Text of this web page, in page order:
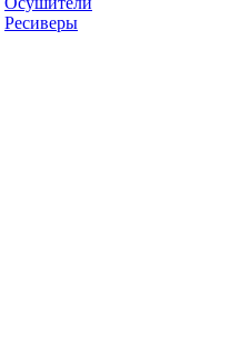
Ресиверы